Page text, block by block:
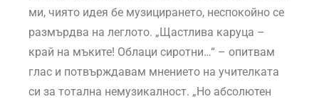
ми, чиято идея бе музицирането, неспокойно се
размърдва на леглото. „Щастлива каруца –
край на мъките! Облаци сиротни…“ – опитвам
глас и потвърждавам мнението на учителката
си за тотална немузикалност. „Но абсолютен